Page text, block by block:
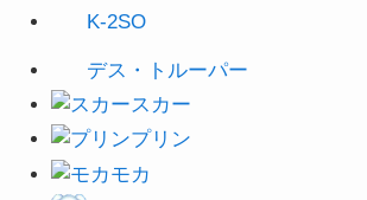
K-2SO
デス・トルーパー
スカー
プリン
モカ